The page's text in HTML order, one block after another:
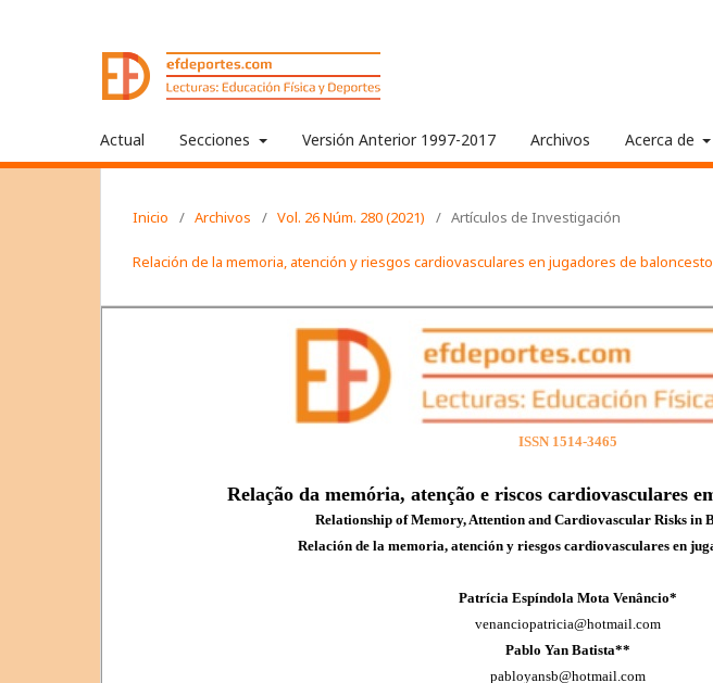
Actual Secciones Versión Anterior 1997-2017 Archivos Acerca de
Inicio / Archivos / Vol. 26 Núm. 280 (2021) / Artículos de Investigación
Relación de la memoria, atención y riesgos cardiovasculares en jugadores de baloncesto